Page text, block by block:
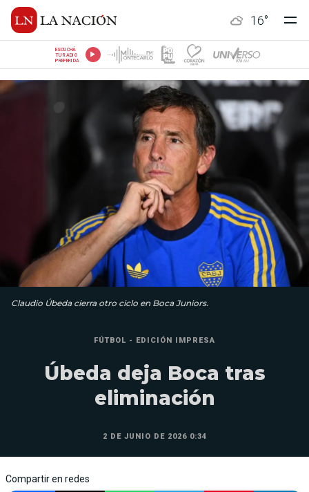
16°
ESCUCHÁ
TU RADIO
PREFERIDA
Claudio Úbeda cierra otro ciclo en Boca Juniors.
FÚTBOL - EDICIÓN IMPRESA
Úbeda deja Boca tras
eliminación
2 DE JUNIO DE 2026 0:34
Compartir en redes